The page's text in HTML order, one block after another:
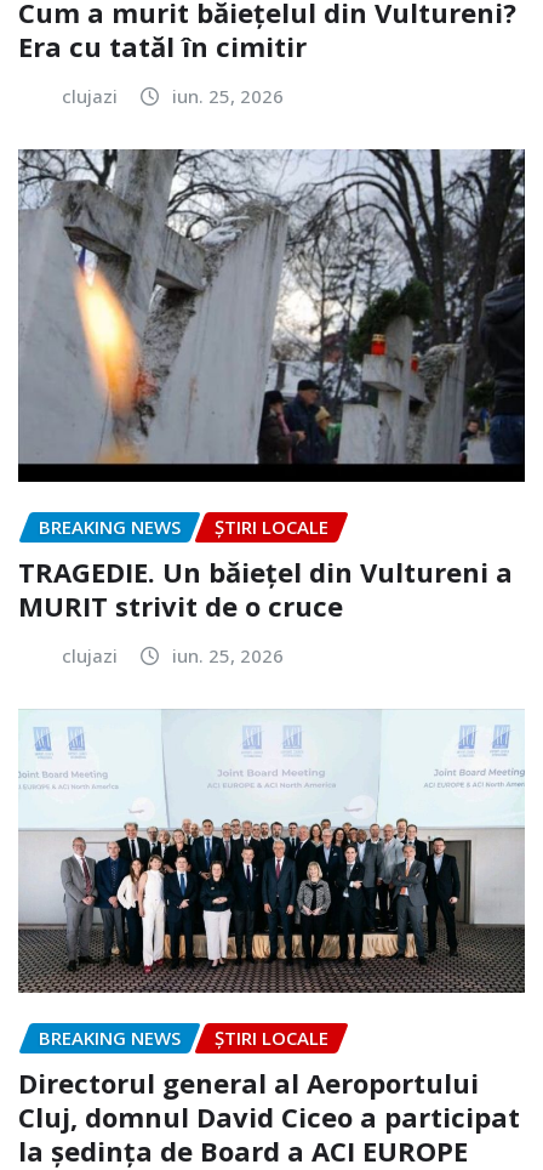
Cum a murit băiețelul din Vultureni?
Era cu tatăl în cimitir
clujazi iun. 25, 2026
BREAKING NEWS ȘTIRI LOCALE
TRAGEDIE. Un băiețel din Vultureni a
MURIT strivit de o cruce
clujazi iun. 25, 2026
BREAKING NEWS ȘTIRI LOCALE
Directorul general al Aeroportului
Cluj, domnul David Ciceo a participat
la ședința de Board a ACI EUROPE